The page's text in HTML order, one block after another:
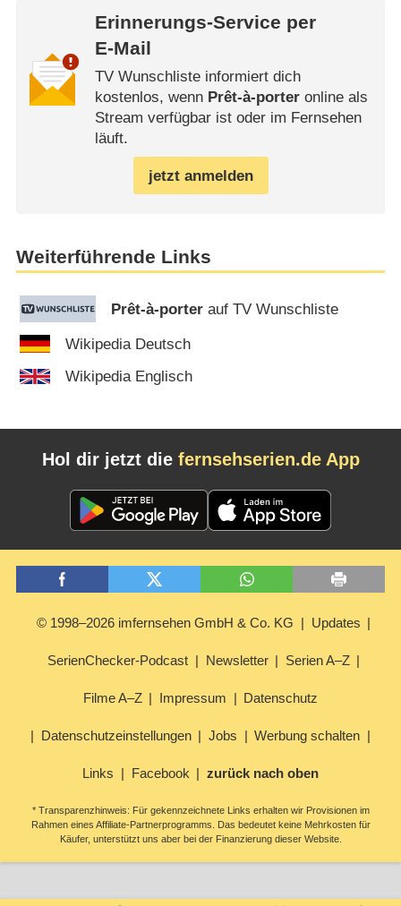
Erinnerungs-Service per
E-Mail
TV Wunschliste informiert dich
kostenlos, wenn Prêt-à-porteronline als
Stream verfügbar ist oder im Fernsehen
läuft.
jetzt anmelden
Weiterführende Links
Prêt-à-porter auf TV Wunschliste
Wikipedia Deutsch
Wikipedia Englisch
Hol dir jetzt die fernsehserien.de App
© 1998–2026 imfernsehen GmbH & Co. KG Updates
SerienChecker-Podcast Newsletter Serien A–Z
Filme A–Z Impressum Datenschutz
Datenschutzeinstellungen Jobs Werbung schalten
Links Facebook zurück nach oben
* Transparenzhinweis: Für gekennzeichnete Links erhalten wir Provisionen im
Rahmen eines Affiliate-Partnerprogramms. Das bedeutet keine Mehrkosten für
Käufer, unterstützt uns aber bei der Finanzierung dieser Website.